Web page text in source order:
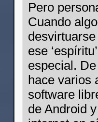
Pero
Cuando
ese
especial.
hace varios
software
de Android